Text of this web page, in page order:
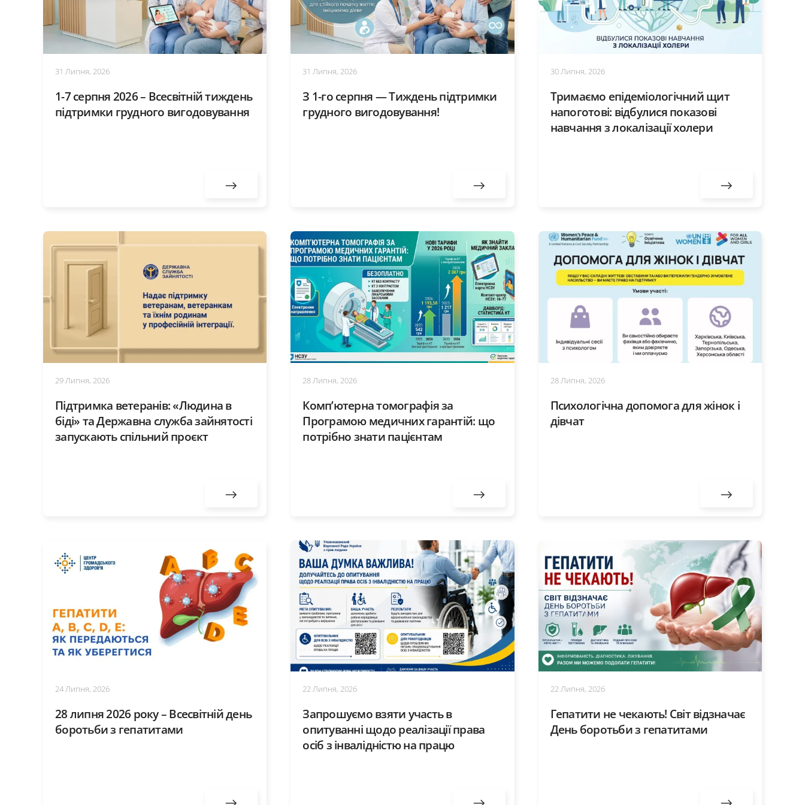
31 Липня, 2026
1-7 серпня 2026 – Всесвітній тиждень
підтримки грудного вигодовування
31 Липня, 2026
З 1-го серпня — Тиждень підтримки
грудного вигодовування!
30 Липня, 2026
Тримаємо епідеміологічний щит
напоготові: відбулися показові
навчання з локалізації холери
29 Липня, 2026
Підтримка ветеранів: «Людина в
біді» та Державна служба зайнятості
запускають спільний проєкт
28 Липня, 2026
Комп’ютерна томографія за
Програмою медичних гарантій: що
потрібно знати пацієнтам
28 Липня, 2026
Психологічна допомога для жінок і
дівчат
24 Липня, 2026
28 липня 2026 року – Всесвітній день
боротьби з гепатитами
22 Липня, 2026
Запрошуємо взяти участь в
опитуванні щодо реалізації права
осіб з інвалідністю на працю
22 Липня, 2026
Гепатити не чекають! Світ відзначає
День боротьби з гепатитами